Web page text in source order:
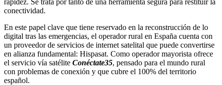
conectividad.
En este papel clave que tiene reservado en la reconstrucción de lo
digital tras las emergencias, el operador rural en España cuenta con
un proveedor de servicios de internet satelital que puede convertirse
en alianza fundamental: Hispasat. Como operador mayorista ofrece
el servicio vía satélite Conéctate35, pensado para el mundo rural
con problemas de conexión y que cubre el 100% del territorio
español.